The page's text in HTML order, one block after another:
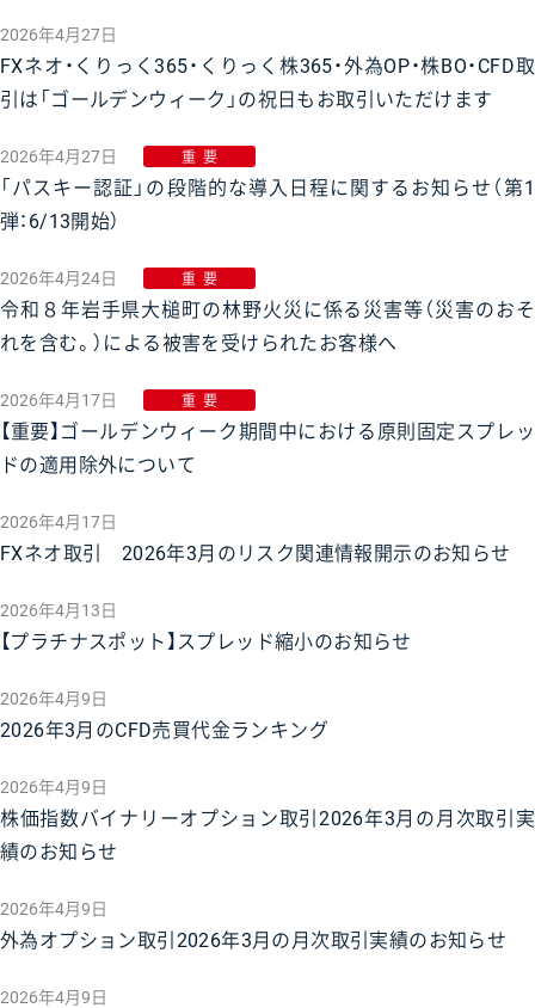
2026年4月27日
FXネオ・くりっく365・くりっく株365・外為OP・株BO・CFD取
引は「ゴールデンウィーク」の祝日もお取引いただけます
2026年4月27日 重要
「パスキー認証」の段階的な導入日程に関するお知らせ（第1
弾：6/13開始）
2026年4月24日 重要
令和８年岩手県大槌町の林野火災に係る災害等（災害のおそ
れを含む。）による被害を受けられたお客様へ
2026年4月17日 重要
【重要】ゴールデンウィーク期間中における原則固定スプレッ
ドの適用除外について
2026年4月17日
FXネオ取引 2026年3月のリスク関連情報開示のお知らせ
2026年4月13日
【プラチナスポット】スプレッド縮小のお知らせ
2026年4月9日
2026年3月のCFD売買代金ランキング
2026年4月9日
株価指数バイナリーオプション取引2026年3月の月次取引実
績のお知らせ
2026年4月9日
外為オプション取引2026年3月の月次取引実績のお知らせ
2026年4月9日